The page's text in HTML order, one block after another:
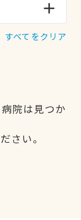
すべてをクリア
院は見つか
さい。